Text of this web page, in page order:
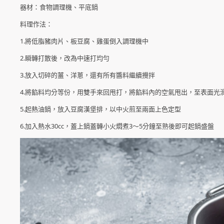
器材：食物調理機、平底鍋
料理作法：
1.將低脂豬肉片、板豆腐、雞蛋倒入調理機中
2.瞬轉打散後，改為中速打均勻
3.放入切碎的薑、洋蔥，還有所有醬料繼續攪拌
4.將餡料均分等份，用雙手來回甩打，將餡料內的空氣甩出，至表面光
5.起熱油鍋，放入豆腐漢堡排，以中火煎至兩面上色定型
6.加入熱水30cc，蓋上鍋蓋轉小火燜煮3～5分鐘至熟後即可起鍋盛盤